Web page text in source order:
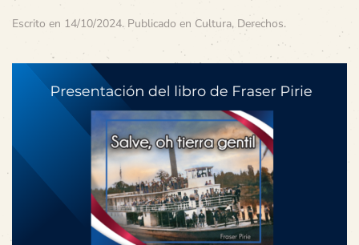
Escrito en 14/10/2024. Publicado en Cultura, Derechos.